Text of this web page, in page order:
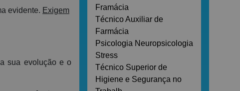
Framácia
Técnico Auxiliar de
Farmácia
Psicologia Neuropsicologia
Stress
Técnico Superior de
Higiene e Segurança no
evidente. Exigem
sua evolução e o